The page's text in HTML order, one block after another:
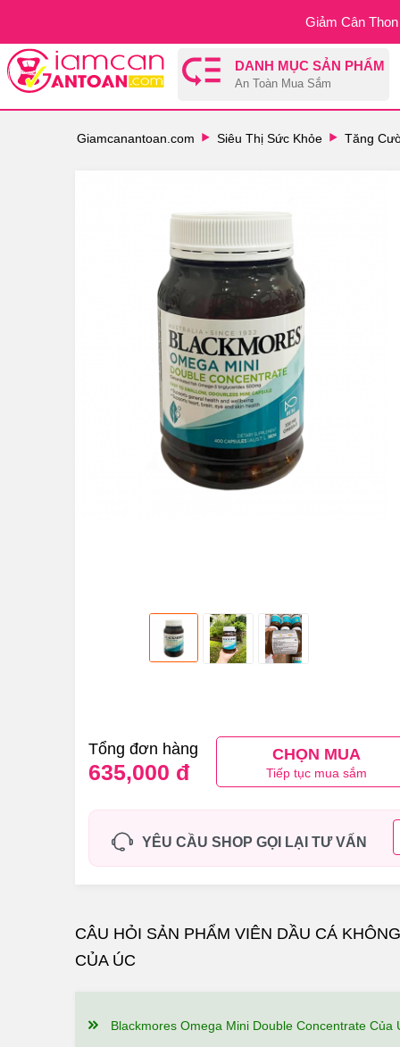
Giảm Cân
DANH MỤC SẢN PHẨM
An Toàn Mua Sắm
Giamcanantoan.com Siêu Thị Sức Khỏe Tăng
Tổng đơn hàng
635,000 đ
CHỌN MUA
Tiếp tục mua sắm
YÊU CẦU SHOP GỌI LẠI TƯ VẤN
CÂU HỎI SẢN PHẨM VIÊN DẦU CÁ
CỦA ÚC
Blackmores Omega Mini Double Concentrate Của Úc Có Công Dụng, Điểm